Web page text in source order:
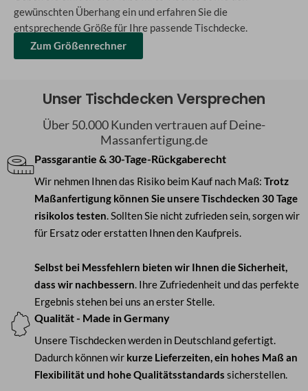
gewünschten Überhang ein und erfahren Sie die
entsprechende Größe für Ihre passende Tischdecke.
Zum Größenrechner
Unser Tischdecken Versprechen
Über 50.000 Kunden vertrauen auf Deine-
Massanfertigung.de
Passgarantie & 30-Tage-Rückgaberecht
Wir nehmen Ihnen das Risiko beim Kauf nach Maß: Trotz
Maßanfertigung können Sie unsere Tischdecken 30 Tage
risikolos testen. Sollten Sie nicht zufrieden sein, sorgen wir
für Ersatz oder erstatten Ihnen den Kaufpreis.
Selbst bei Messfehlern bieten wir Ihnen die Sicherheit,
dass wir nachbessern. Ihre Zufriedenheit und das perfekte
Ergebnis stehen bei uns an erster Stelle.
Qualität - Made in Germany
Unsere Tischdecken werden in Deutschland gefertigt.
Dadurch können wir kurze Lieferzeiten, ein hohes Maß an
Flexibilität und hohe Qualitätsstandards sicherstellen.